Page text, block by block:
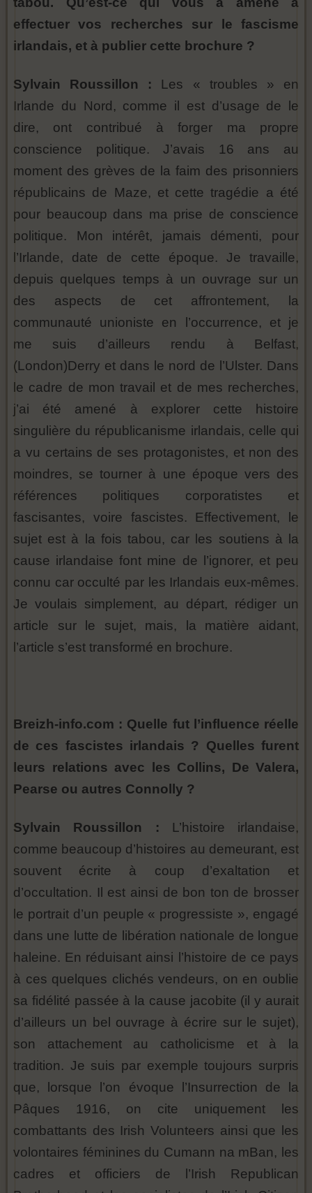
effectuer vos recherches sur le fascisme
irlandais, et à publier cette brochure ?
Sylvain Roussillon : Les « troubles » en
Irlande du Nord, comme il est d’usage de le
dire, ont contribué à forger ma propre
conscience politique. J’avais 16 ans au
moment des grèves de la faim des prisonniers
républicains de Maze, et cette tragédie a été
pour beaucoup dans ma prise de conscience
politique. Mon intérêt, jamais démenti, pour
l’Irlande, date de cette époque. Je travaille,
depuis quelques temps à un ouvrage sur un
des aspects de cet affrontement, la
communauté unioniste en l’occurrence, et je
me suis d’ailleurs rendu à Belfast,
(London)Derry et dans le nord de l’Ulster. Dans
le cadre de mon travail et de mes recherches,
j’ai été amené à explorer cette histoire
singulière du républicanisme irlandais, celle qui
a vu certains de ses protagonistes, et non des
moindres, se tourner à une époque vers des
références politiques corporatistes et
fascisantes, voire fascistes. Effectivement, le
sujet est à la fois tabou, car les soutiens à la
cause irlandaise font mine de l’ignorer, et peu
connu car occulté par les Irlandais eux-mêmes.
Je voulais simplement, au départ, rédiger un
article sur le sujet, mais, la matière aidant,
l’article s’est transformé en brochure.
Breizh-info.com : Quelle fut l’influence réelle
de ces fascistes irlandais ? Quelles furent
leurs relations avec les Collins, De Valera,
Pearse ou autres Connolly ?
Sylvain Roussillon : L’histoire irlandaise,
comme beaucoup d’histoires au demeurant, est
souvent écrite à coup d’exaltation et
d’occultation. Il est ainsi de bon ton de brosser
le portrait d’un peuple « progressiste », engagé
dans une lutte de libération nationale de longue
haleine. En réduisant ainsi l’histoire de ce pays
à ces quelques clichés vendeurs, on en oublie
sa fidélité passée à la cause jacobite (il y aurait
d’ailleurs un bel ouvrage à écrire sur le sujet),
son attachement au catholicisme et à la
tradition. Je suis par exemple toujours surpris
que, lorsque l’on évoque l’Insurrection de la
Pâques 1916, on cite uniquement les
combattants des Irish Volunteers ainsi que les
volontaires féminines du Cumann na mBan, les
cadres et officiers de l’Irish Republican